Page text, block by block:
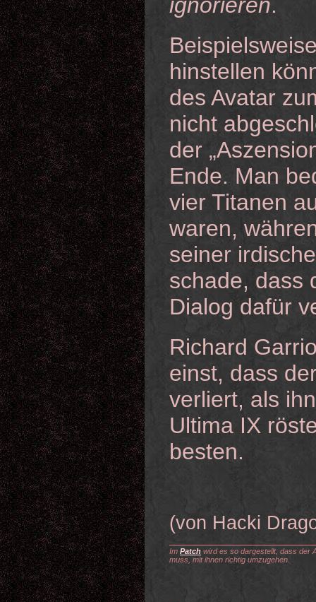
ignorieren.
hinstellen
des Avatar
nicht
der
Ende. Man
vier Titanen
waren,
seiner
schade, dass
Dialog dafür
Richard
einst, dass
verliert, als
Ultima IX
besten.
(von Hacki
Im Patch wird es so dargestellt, dass der
muss, mit ihnen richtig umzugehen.